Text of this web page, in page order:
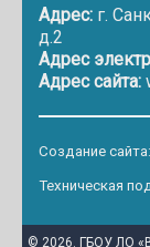
Адрес: г.
д.2
Адрес
Адрес сайта:
Создание
Техническая
© 2026. ГБОУ ЛО